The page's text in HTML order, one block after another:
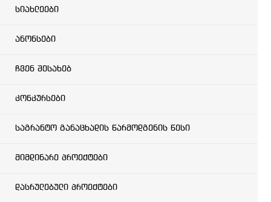
სიახლეები
ანონსები
ჩვენ შესახებ
კონკურსები
საგრანტო განაცხადის წარმოდგენის წესი
მიმდინარე პროექტები
დასრულებული პროექტები